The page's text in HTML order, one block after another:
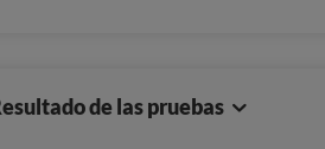
de las pruebas